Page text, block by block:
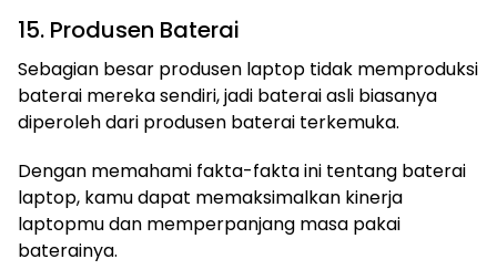
15. Produsen Baterai
Sebagian besar produsen laptop tidak memproduksi
baterai mereka sendiri, jadi baterai asli biasanya
diperoleh dari produsen baterai terkemuka.
Dengan memahami fakta-fakta ini tentang baterai
laptop, kamu dapat memaksimalkan kinerja
laptopmu dan memperpanjang masa pakai
baterainya.